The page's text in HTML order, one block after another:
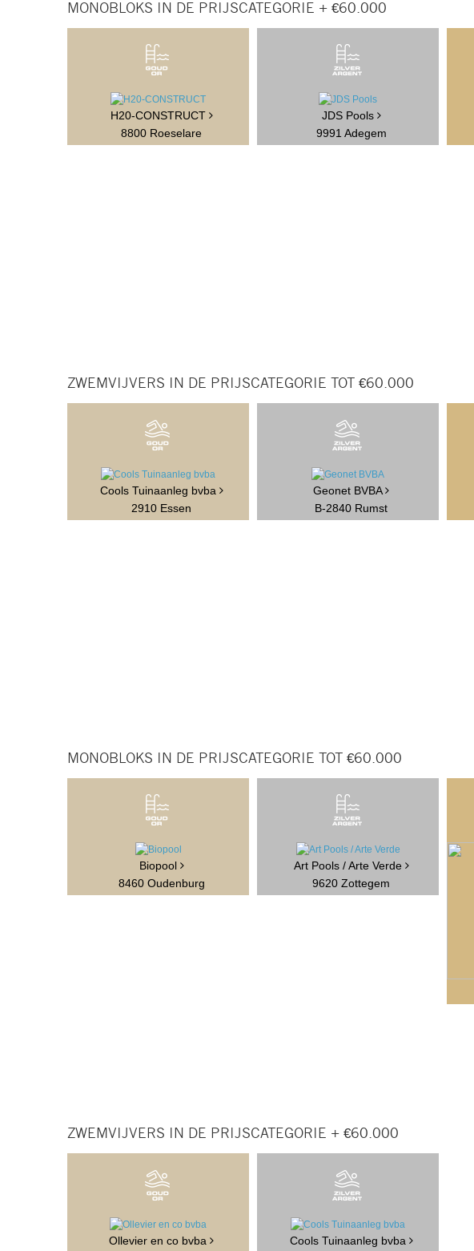
MONOBLOKS IN DE PRIJSCATEGORIE + €60.000
H20-CONSTRUCT
8800 Roeselare
JDS Pools
9991 Adegem
ZWEMVIJVERS IN DE PRIJSCATEGORIE TOT €60.000
Cools Tuinaanleg bvba
2910 Essen
Geonet BVBA
B-2840 Rumst
MONOBLOKS IN DE PRIJSCATEGORIE TOT €60.000
Biopool
8460 Oudenburg
Art Pools / Arte Verde
9620 Zottegem
ZWEMVIJVERS IN DE PRIJSCATEGORIE + €60.000
Ollevier en co bvba Cools Tuinaanleg bvba